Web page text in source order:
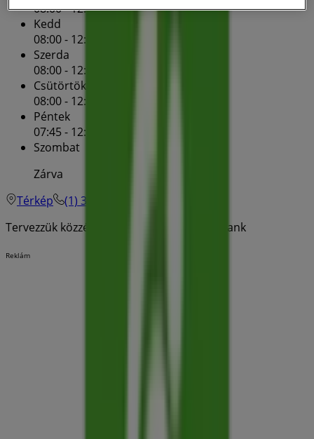
08:00 - 12:00
Kedd
08:00 - 12:00
Szerda
08:00 - 12:00
Csütörtök
08:00 - 12:00
Péntek
07:45 - 12:30
Szombat
Zárva
Térkép
(1) 3666-388
Tervezzük közzétenni a kínálatokat - OTP Bank
Reklám